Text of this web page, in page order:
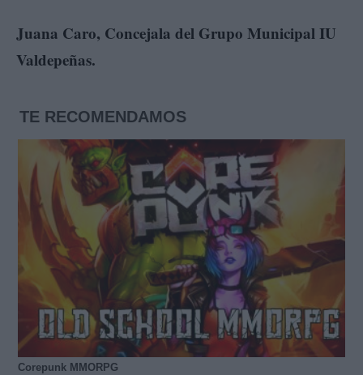
Juana Caro, Concejala del Grupo Municipal IU
Valdepeñas.
TE RECOMENDAMOS
Corepunk MMORPG